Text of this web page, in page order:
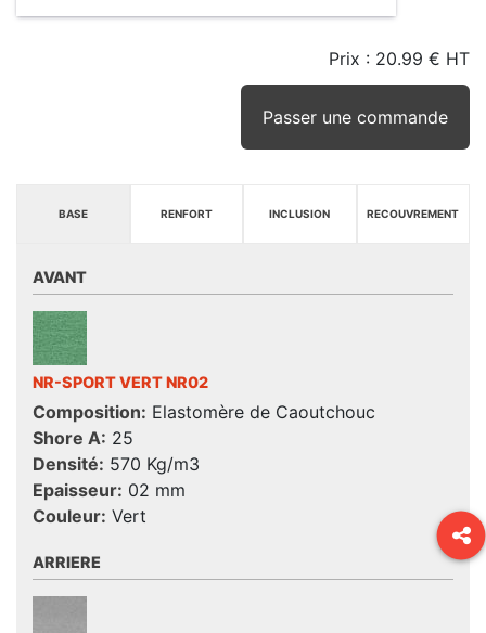
STOCK
Prix : 20.99 € HT
Passer une commande
BASE RENFORT INCLUSION RECOUVREMENT
AVANT
NR-SPORT VERT NR02
Composition: Elastomère de Caoutchouc
Shore A: 25
Densité: 570 Kg/m3
Epaisseur: 02 mm
Couleur: Vert
ARRIERE